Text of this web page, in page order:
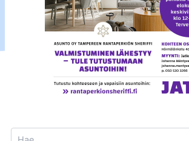
Search